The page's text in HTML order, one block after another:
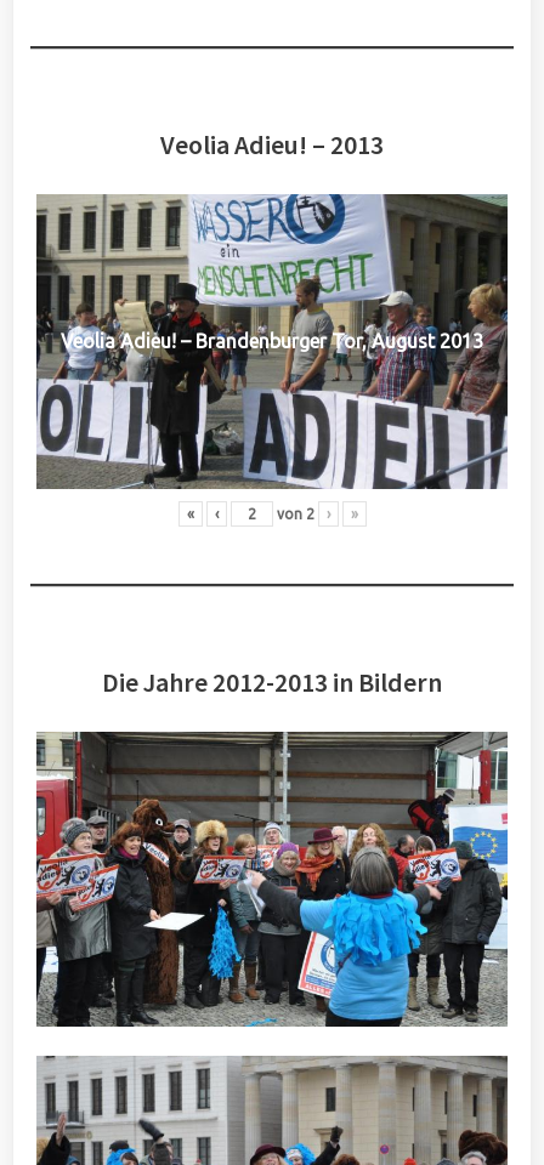
Veolia Adieu! – 2013
Veolia Adieu! – Brandenburger Tor, August 2013
« ‹ von 2 › »
Die Jahre 2012-2013 in Bildern